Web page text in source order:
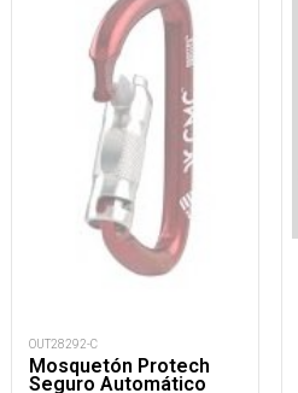
OUT28292-C
Mosquetón Protech
Seguro Automático